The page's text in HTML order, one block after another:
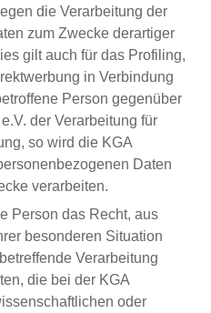
die Verarbeitung der
zum Zwecke derartiger
gilt auch für das Profiling,
in Verbindung
Person gegenüber
der Verarbeitung für
so wird die KGA
Daten
verarbeiten.
Person das Recht, aus
besonderen Situation
Verarbeitung
die bei der KGA
oder